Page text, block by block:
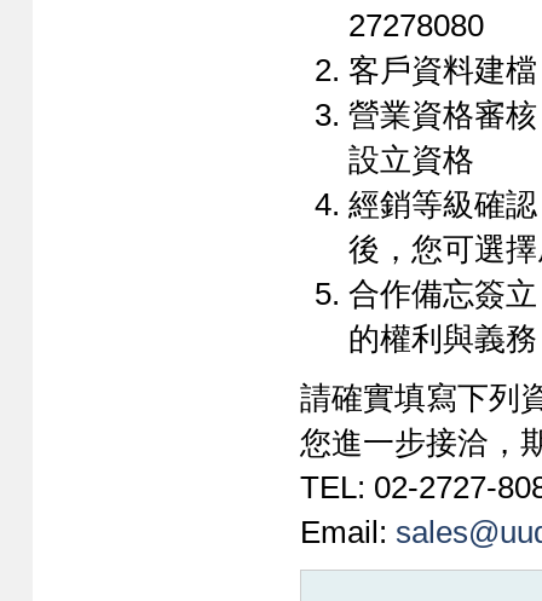
27278080
客戶資料建
營業資格審
設立資格
經銷等級確
後，您可選
合作備忘簽
的權利與義務
請確實填寫下列
您進一步接洽，
TEL: 02-2727-
Email: